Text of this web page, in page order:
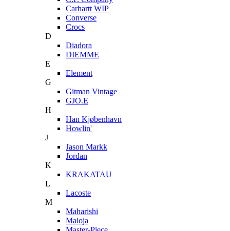
Carhartt WIP
Converse
Crocs
D
Diadora
DIEMME
E
Element
G
Gitman Vintage
GJO.E
H
Han Kjøbenhavn
Howlin'
J
Jason Markk
Jordan
K
KRAKATAU
L
Lacoste
M
Maharishi
Maloja